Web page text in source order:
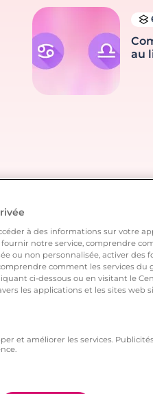
au
à des informations sur votre
notre service, comprendre
ou non personnalisée, activer des
comment les services du
ci-dessous ou en visitant le
les applications et les sites web
et améliorer les services.